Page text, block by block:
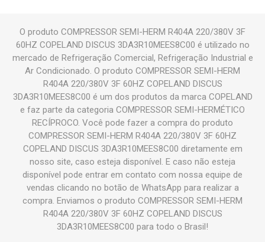
O produto COMPRESSOR SEMI-HERM R404A 220/380V 3F
60HZ COPELAND DISCUS 3DA3R10MEES8C00 é utilizado no
mercado de Refrigeração Comercial, Refrigeração Industrial e
Ar Condicionado. O produto COMPRESSOR SEMI-HERM
R404A 220/380V 3F 60HZ COPELAND DISCUS
3DA3R10MEES8C00 é um dos produtos da marca COPELAND
e faz parte da categoria COMPRESSOR SEMI-HERMÉTICO
RECÍPROCO. Você pode fazer a compra do produto
COMPRESSOR SEMI-HERM R404A 220/380V 3F 60HZ
COPELAND DISCUS 3DA3R10MEES8C00 diretamente em
nosso site, caso esteja disponível. E caso não esteja
disponível pode entrar em contato com nossa equipe de
vendas clicando no botão de WhatsApp para realizar a
compra. Enviamos o produto COMPRESSOR SEMI-HERM
R404A 220/380V 3F 60HZ COPELAND DISCUS
3DA3R10MEES8C00 para todo o Brasil!